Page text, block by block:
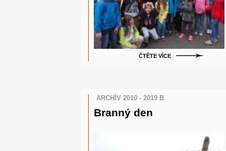
ČTĚTE VÍCE
ARCHÍV 2010 - 2019 B
Branný den